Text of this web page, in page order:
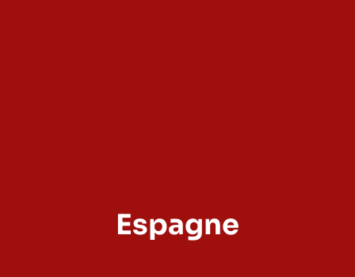
Espagne